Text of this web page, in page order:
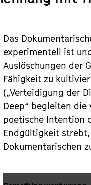
Das
experimentell ist
Auslöschungen der
Fähigkeit zu
(„Verteidigung der
Deep“ begleiten
poetische Intention
Endgültigkeit strebt,
Dokumentarischen